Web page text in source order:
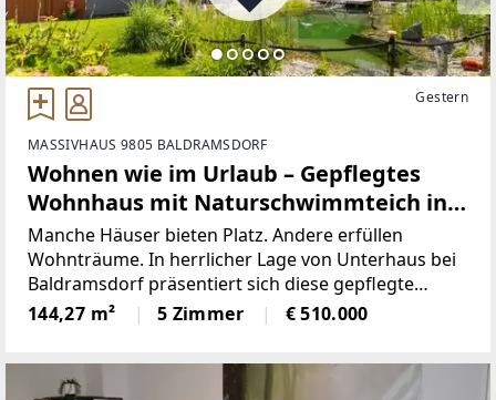
Gestern
MASSIVHAUS 9805 BALDRAMSDORF
Wohnen wie im Urlaub – Gepflegtes
Wohnhaus mit Naturschwimmteich in
Baldramsdorf
Manche Häuser bieten Platz. Andere erfüllen
Wohnträume. In herrlicher Lage von Unterhaus bei
Baldramsdorf präsentiert sich diese gepflegte
Immobilie als Rückzugsort mit echter
Lebensqualität – ein Zuhause für Menschen, die das
144,27 m² 5 Zimmer € 510.000